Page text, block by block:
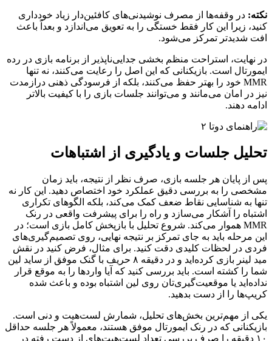
نکته: در وقفه‌ها از مصرف نوشیدنی‌های کافئین‌دار زیاد خودداری
کنید، زیرا این کار فقط خستگی را به تعویق می‌اندازد و بعداً باعث
افت شدیدتر تمرکز می‌شود.
در نهایت، استراحت منظم بخشی جدایی‌ناپذیر از برنامه بازی در رده
ایمورتال است. بازیکنانی که این اصل را رعایت می‌کنند، نه تنها
MMR خود را بهتر حفظ می‌کنند، بلکه از فرسودگی ذهنی درازمدت
نیز در امان می‌مانند و می‌توانند جلسات بازی را با کیفیت بالاتر
ادامه دهند.
تحلیل جلسات و یادگیری از اشتباهات
پس از پایان هر جلسه بازی، صرف نظر از نتیجه، باید زمان
مشخصی را به بررسی دقیق عملکرد خود اختصاص دهید. این کار نه
تنها به شناسایی نقاط ضعف کمک می‌کند، بلکه الگوهای تکراری
اشتباه را آشکار می‌سازد و راه را برای پیشرفت واقعی در رنک
MMR هموار می‌کند. شروع تحلیل با بازپخش کامل بازی است؛ در
این مرحله باید به جای تمرکز بر نتیجه نهایی، روی تصمیم‌گیری‌های
فردی در لحظات کلیدی دقت کنید. برای مثال، فرض کنید در نقش
مید لینر بازی کرده‌اید و در دقیقه ۸ حریف با گنک موفق از ساید لین
شما را کشته است. باید بررسی کنید که آیا واردها را به موقع قرار
نداده‌اید یا موقعیت‌گیری‌تان روی لین اشتباه بوده و باعث شده
کریپ‌ها را از دست بدهید.
یکی از مهم‌ترین بخش‌های تحلیل، شمارش لست‌هیت و دنی است.
بازیکنانی که در رنک ایمورتال موفق هستند، معمولاً هر جلسه حداقل
۱۰ دقیقه را صرف بررسی تعداد لست‌هیت‌های از دست رفته در